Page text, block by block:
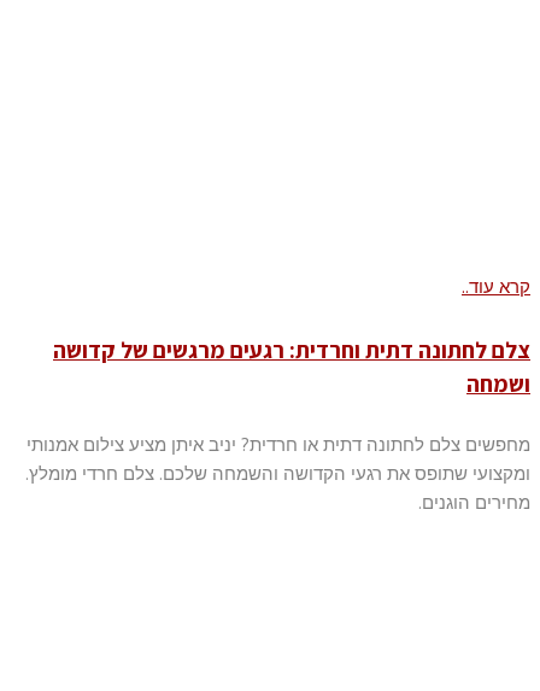
קרא עוד..
צלם לחתונה דתית וחרדית: רגעים מרגשים של קדושה
ושמחה
מחפשים צלם לחתונה דתית או חרדית? יניב איתן מציע צילום אמנותי
ומקצועי שתופס את רגעי הקדושה והשמחה שלכם. צלם חרדי מומלץ.
מחירים הוגנים.